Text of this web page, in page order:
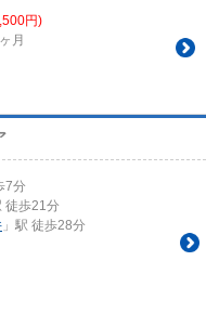
円)
月
7分
徒歩21分
」駅 徒歩28分